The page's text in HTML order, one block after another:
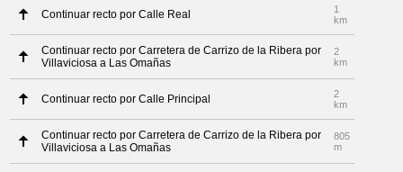
Continuar recto por Calle Real
1
km
Continuar recto por Carretera de Carrizo de la Ribera por
Villaviciosa a Las Omañas
2
km
Continuar recto por Calle Principal
2
km
Continuar recto por Carretera de Carrizo de la Ribera por
Villaviciosa a Las Omañas
805
m